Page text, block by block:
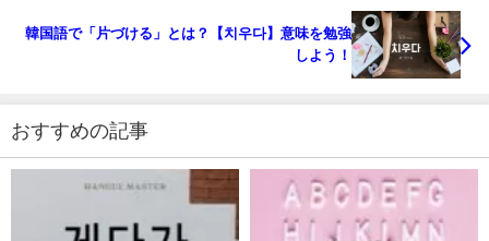
韓国語で「片づける」とは？【치우다】意味を勉強
しよう！
おすすめの記事